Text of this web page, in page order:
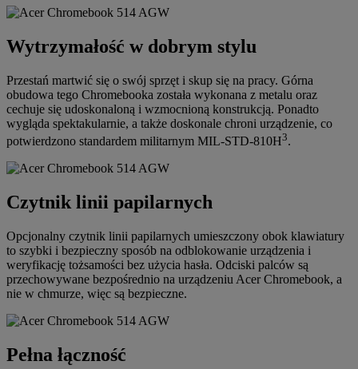
Wytrzymałość w dobrym stylu
Przestań martwić się o swój sprzęt i skup się na pracy. Górna
obudowa tego Chromebooka została wykonana z metalu oraz
cechuje się udoskonaloną i wzmocnioną konstrukcją. Ponadto
wygląda spektakularnie, a także doskonale chroni urządzenie, co
potwierdzono standardem militarnym MIL-STD-810H3.
Czytnik linii papilarnych
Opcjonalny czytnik linii papilarnych umieszczony obok klawiatury
to szybki i bezpieczny sposób na odblokowanie urządzenia i
weryfikację tożsamości bez użycia hasła. Odciski palców są
przechowywane bezpośrednio na urządzeniu Acer Chromebook, a
nie w chmurze, więc są bezpieczne.
Pełna łączność